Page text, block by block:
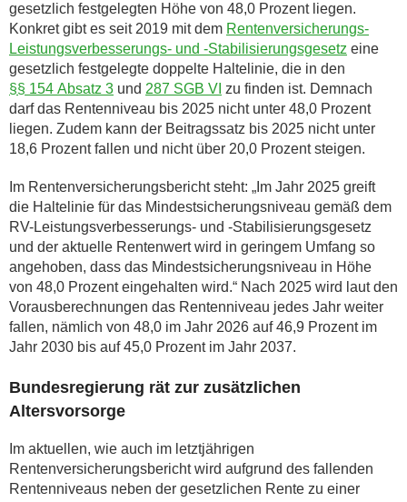
gesetzlich festgelegten Höhe von 48,0 Prozent liegen.
Konkret gibt es seit 2019 mit dem Rentenversicherungs-
Leistungsverbesserungs- und -Stabilisierungsgesetz eine
gesetzlich festgelegte doppelte Haltelinie, die in den
§§ 154 Absatz 3 und 287 SGB VI zu finden ist. Demnach
darf das Rentenniveau bis 2025 nicht unter 48,0 Prozent
liegen. Zudem kann der Beitragssatz bis 2025 nicht unter
18,6 Prozent fallen und nicht über 20,0 Prozent steigen.
Im Rentenversicherungsbericht steht: „Im Jahr 2025 greift
die Haltelinie für das Mindestsicherungsniveau gemäß dem
RV-Leistungsverbesserungs- und -Stabilisierungsgesetz
und der aktuelle Rentenwert wird in geringem Umfang so
angehoben, dass das Mindestsicherungsniveau in Höhe
von 48,0 Prozent eingehalten wird.“ Nach 2025 wird laut den
Vorausberechnungen das Rentenniveau jedes Jahr weiter
fallen, nämlich von 48,0 im Jahr 2026 auf 46,9 Prozent im
Jahr 2030 bis auf 45,0 Prozent im Jahr 2037.
Bundesregierung rät zur zusätzlichen
Altersvorsorge
Im aktuellen, wie auch im letztjährigen
Rentenversicherungsbericht wird aufgrund des fallenden
Rentenniveaus neben der gesetzlichen Rente zu einer